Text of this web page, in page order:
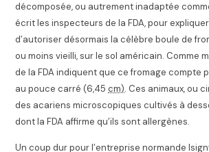
décomposée, ou autrement inadaptée
écrit les inspecteurs de la FDA, pour
d’autoriser désormais la célèbre boule de
ou moins vieilli, sur le sol américain. Comme
de la FDA indiquent que ce fromage compte
au pouce carré (6,45cm). Ces animaux, ou
des acariens microscopiques cultivés à
dont la FDA affirme qu’ils sont allergènes.
Un coup dur pour l’entreprise normande